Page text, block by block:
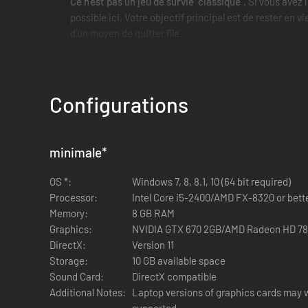
possible ici. Votre objectif principal est de rester en
Vous avez été privé de tout ce qui a de la valeur,
compter que sur l'ingéniosité.
Explore.
Explorez l'île et découvrez ce qui est arrivé à vos
terrible vérité derrière la vie insulaire pacifique et
Fuyez.
La beauté extraordinaire du paysage naturel cache
Extraordinaire et plein de suspense à partir du moment où
Configurations
minimale*
OS *:
Windows 7, 8, 8.1, 10 (64 bit required)
Processor:
Intel Core i5-2400/AMD FX-8320 or
Memory:
8 GB RAM
Graphics:
NVIDIA GTX 670 2GB/AMD Radeon HD
DirectX:
Version 11
Storage:
10 GB available space
Sound Card:
DirectX compatible
Additional Notes:
Laptop versions of graphics cards may